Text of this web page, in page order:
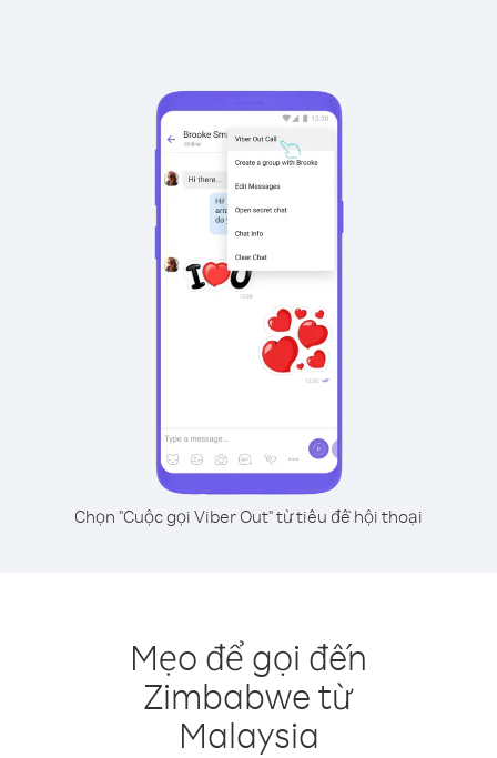
Chọn "Cuộc gọi Viber Out" từ tiêu đề hội thoại
Mẹo để gọi đến
Zimbabwe từ
Malaysia